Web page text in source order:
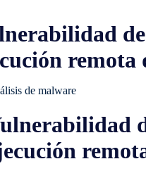
remota
de malware